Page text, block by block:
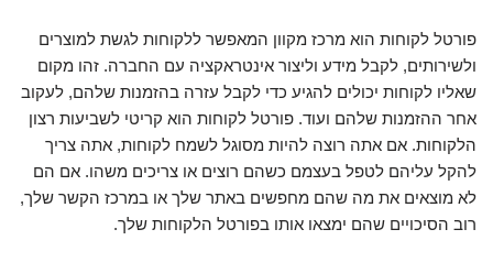
פורטל לקוחות הוא מרכז מקוון המאפשר ללקוחות לגשת למוצרים
ולשירותים, לקבל מידע וליצור אינטראקציה עם החברה. זהו מקום
שאליו לקוחות יכולים להגיע כדי לקבל עזרה בהזמנות שלהם, לעקוב
אחר ההזמנות שלהם ועוד. פורטל לקוחות הוא קריטי לשביעות רצון
הלקוחות. אם אתה רוצה להיות מסוגל לשמח לקוחות, אתה צריך
להקל עליהם לטפל בעצמם כשהם רוצים או צריכים משהו. אם הם
לא מוצאים את מה שהם מחפשים באתר שלך או במרכז הקשר שלך,
רוב הסיכויים שהם ימצאו אותו בפורטל הלקוחות שלך.